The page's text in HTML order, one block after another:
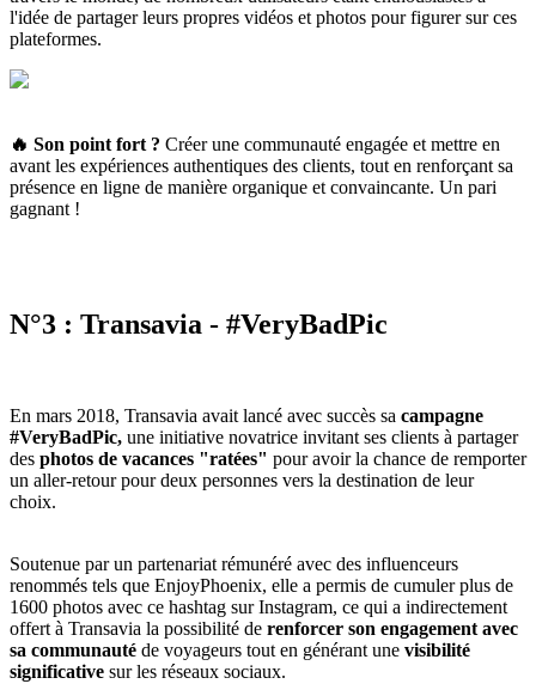
l'idée de partager leurs propres vidéos et photos pour figurer sur ces
plateformes.
🔥 Son point fort ? Créer une communauté engagée et mettre en
avant les expériences authentiques des clients, tout en renforçant sa
présence en ligne de manière organique et convaincante. Un pari
gagnant !
N°3 : Transavia - #VeryBadPic
En mars 2018, Transavia avait lancé avec succès sa campagne
#VeryBadPic, une initiative novatrice invitant ses clients à partager
des photos de vacances "ratées" pour avoir la chance de remporter
un aller-retour pour deux personnes vers la destination de leur
choix.
Soutenue par un partenariat rémunéré avec des influenceurs
renommés tels que EnjoyPhoenix, elle a permis de cumuler plus de
1600 photos avec ce hashtag sur Instagram, ce qui a indirectement
offert à Transavia la possibilité de renforcer son engagement avec
sa communauté de voyageurs tout en générant une visibilité
significative sur les réseaux sociaux.